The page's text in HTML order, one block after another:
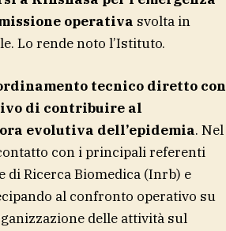
operativa svolta in
Lo rende noto l’Istituto.
tecnico diretto con
di contribuire al
evolutiva dell’epidemia. Nel
con i principali referenti
Ricerca Biomedica (Inrb) e
al confronto operativo su
delle attività sul